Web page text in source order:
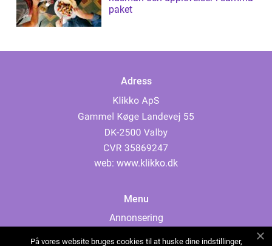
paket
Adress
web: www.klikko.dk
Menu
Annonsering
På vores website bruges cookies til at huske dine indstillinger,